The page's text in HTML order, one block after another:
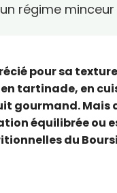
régime minceur
pour sa
tartinade, en
gourmand. Mais
équilibrée ou
du